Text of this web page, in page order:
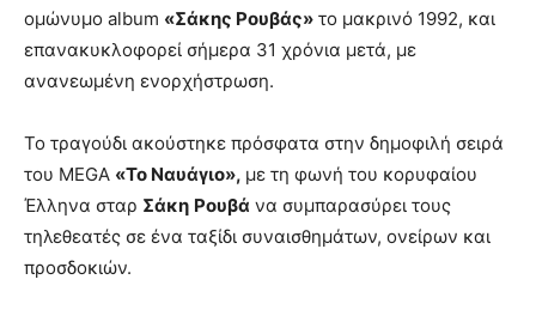
ομώνυμο album «Σάκης Ρουβάς» το μακρινό 1992, και
επανακυκλοφορεί σήμερα 31 χρόνια μετά, με
ανανεωμένη ενορχήστρωση.
Το τραγούδι ακούστηκε πρόσφατα στην δημοφιλή σειρά
του MEGA «Το Ναυάγιο», με τη φωνή του κορυφαίου
Έλληνα σταρ Σάκη Ρουβά να συμπαρασύρει τους
τηλεθεατές σε ένα ταξίδι συναισθημάτων, ονείρων και
προσδοκιών.